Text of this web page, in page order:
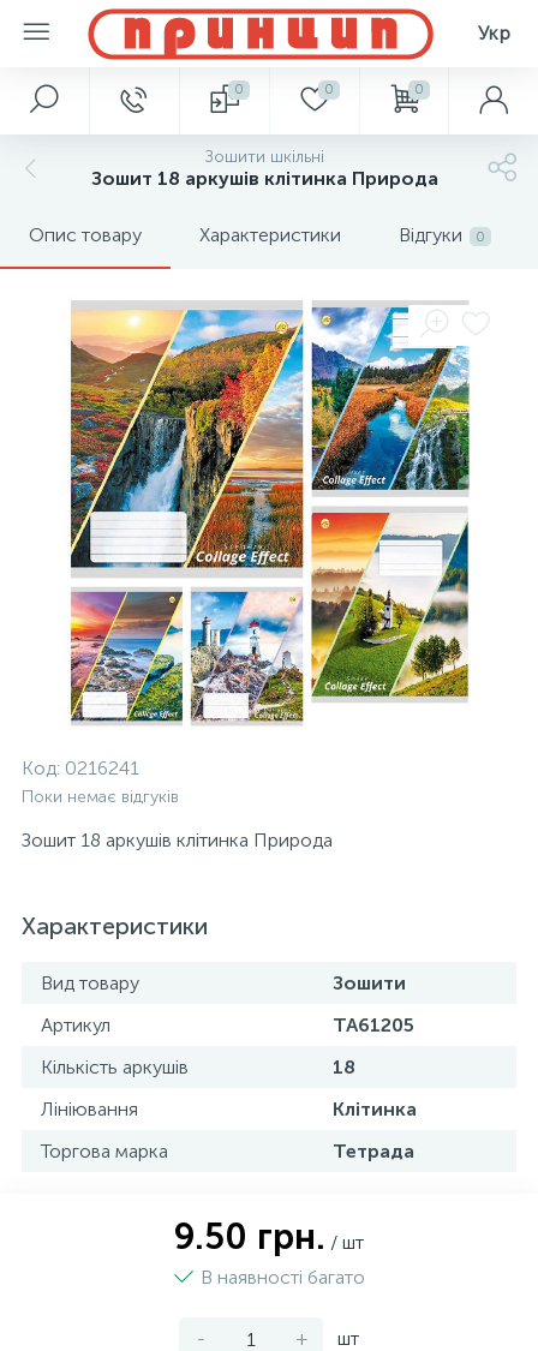
Укр
0 0 0
Зошити шкільні
Зошит 18 аркушів клітинка Природа
Опис товару Характеристики Відгуки 0
Код: 0216241
Поки немає відгуків
Зошит 18 аркушів клітинка Природа
Характеристики
Вид товару
Зошити
Артикул
ТА61205
Кількість аркушів
18
Лініювання
Клітинка
Торгова марка
Тетрада
9.50 грн. / шт
В наявності багато
- + шт